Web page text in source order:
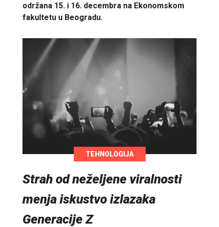
održana 15. i 16. decembra na Ekonomskom
fakultetu u Beogradu.
TEHNOLOGIJA
Strah od neželjene viralnosti
menja iskustvo izlazaka
Generacije Z